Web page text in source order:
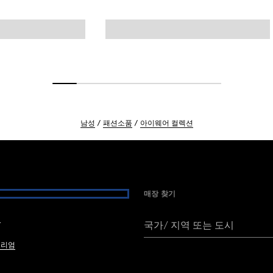
남성 패션소품 아이웨어 컬렉션
엄
매장 찾기
국가/ 지역 또는 도시